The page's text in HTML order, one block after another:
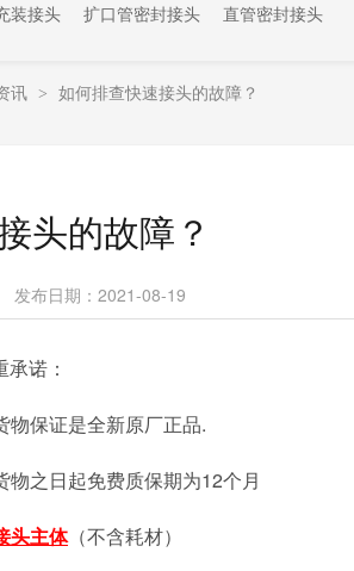
装接头 扩口管密封接头 直管密封接头
讯 > 如何排查快速接头的故障？
头的故障？
发布日期：2021-08-19
诺：
物保证是全新原厂正品.
物之日起免费质保期为12个月
头主体（不含耗材）